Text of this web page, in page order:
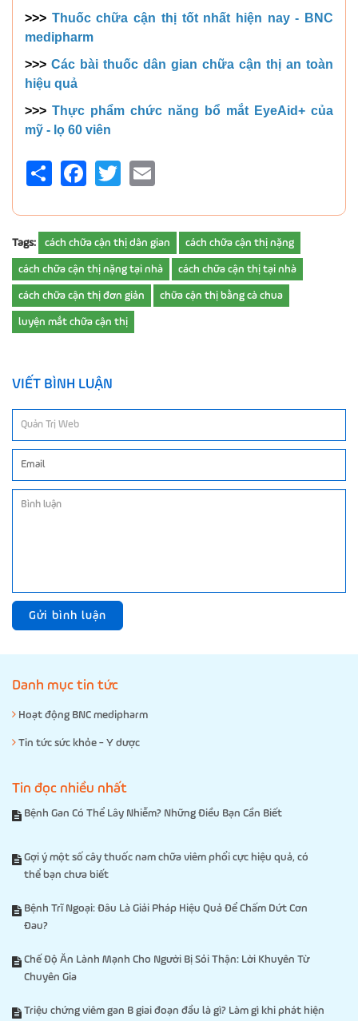
>>> Thuốc chữa cận thị tốt nhất hiện nay - BNC
medipharm
>>> Các bài thuốc dân gian chữa cận thị an toàn
hiệu quả
>>> Thực phẩm chức năng bổ mắt EyeAid+ của
mỹ - lọ 60 viên
Share FacebookTwitter
Tags: cách chữa cận thị dân gian cách chữa cận thị nặng
cách chữa cận thị nặng tại nhà cách chữa cận thị tại nhà
cách chữa cận thị đơn giản chữa cận thị bằng cà chua
luyện mắt chữa cận thị
VIẾT BÌNH LUẬN
Gửi bình luận
Danh mục tin tức
Hoạt động BNC medipharm
Tin tức sức khỏe - Y dược
Tin đọc nhiều nhất
Bệnh Gan Có Thể Lây Nhiễm? Những Điều Bạn Cần Biết
Gợi ý một số cây thuốc nam chữa viêm phổi cực hiệu quả, có
thể bạn chưa biết
Bệnh Trĩ Ngoại: Đâu Là Giải Pháp Hiệu Quả Để Chấm Dứt Cơn
Đau?
Chế Độ Ăn Lành Mạnh Cho Người Bị Sỏi Thận: Lời Khuyên Từ
Chuyên Gia
Triệu chứng viêm gan B giai đoạn đầu là gì? Làm gì khi phát hiện